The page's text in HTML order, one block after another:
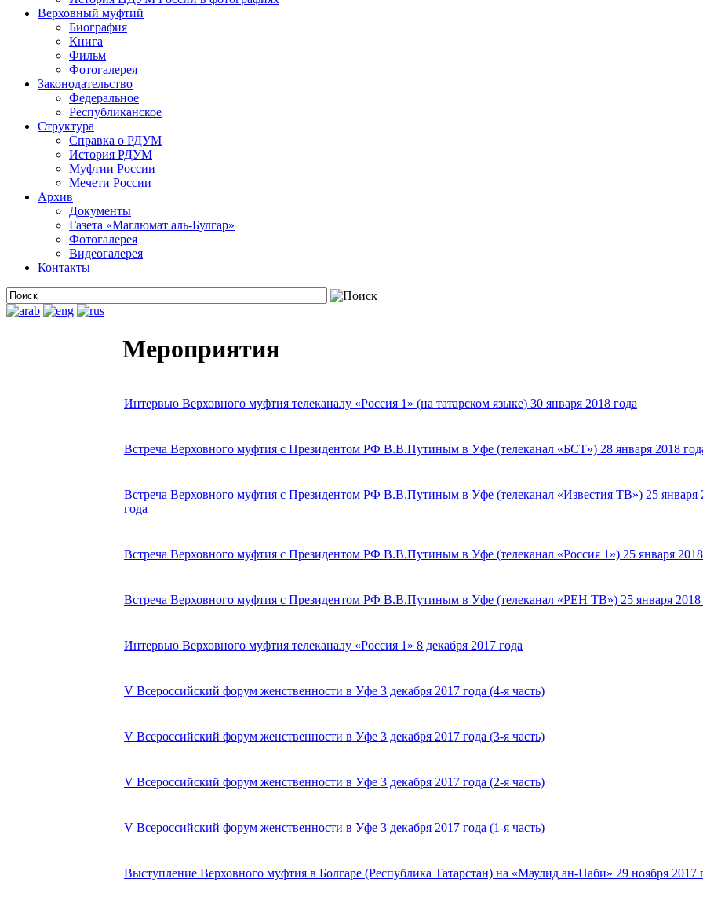
Верховный муфтий
Биография
Книга
Фильм
Фотогалерея
Законодательство
Федеральное
Республиканское
Структура
Справка о РДУМ
История РДУМ
Муфтии России
Мечети России
Архив
Документы
Газета «Маглюмат аль-Булгар»
Фотогалерея
Видеогалерея
Контакты
Мероприятия
Интервью Верховного муфтия телеканалу «Россия 1» (на татарском языке) 30 января 2018 года
Встреча Верховного муфтия с Президентом РФ В.В.Путиным в Уфе (телеканал «БСТ») 28 января 2018
Встреча Верховного муфтия с Президентом РФ В.В.Путиным в Уфе (телеканал «Известия ТВ») 25 января
года
Встреча Верховного муфтия с Президентом РФ В.В.Путиным в Уфе (телеканал «Россия 1») 25 января
Встреча Верховного муфтия с Президентом РФ В.В.Путиным в Уфе (телеканал «РЕН ТВ») 25 января 2018
Интервью Верховного муфтия телеканалу «Россия 1» 8 декабря 2017 года
V Всероссийский форум женственности в Уфе 3 декабря 2017 года (4-я часть)
V Всероссийский форум женственности в Уфе 3 декабря 2017 года (3-я часть)
V Всероссийский форум женственности в Уфе 3 декабря 2017 года (2-я часть)
V Всероссийский форум женственности в Уфе 3 декабря 2017 года (1-я часть)
Выступление Верховного муфтия в Болгаре (Республика Татарстан) на «Маулид ан-Наби» 29 ноября 2017